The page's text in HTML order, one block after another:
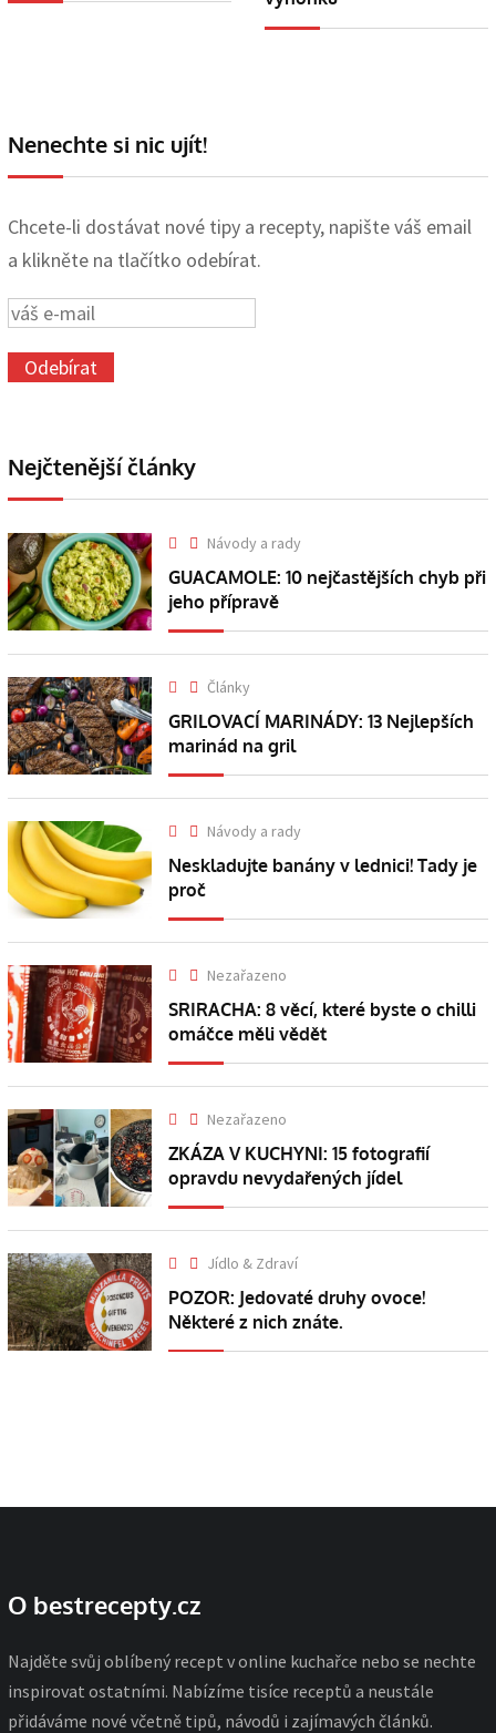
Nenechte si nic ujít!
Chcete-li dostávat nové tipy a recepty, napište váš email
a klikněte na tlačítko odebírat.
Nejčtenější články
Návody a rady
GUACAMOLE: 10 nejčastějších chyb při
jeho přípravě
Články
GRILOVACÍ MARINÁDY: 13 Nejlepších
marinád na gril
Návody a rady
Neskladujte banány v lednici! Tady je
proč
Nezařazeno
SRIRACHA: 8 věcí, které byste o chilli
omáčce měli vědět
Nezařazeno
ZKÁZA V KUCHYNI: 15 fotografií
opravdu nevydařených jídel
Jídlo & Zdraví
POZOR: Jedovaté druhy ovoce!
Některé z nich znáte.
O bestrecepty.cz
Najděte svůj oblíbený recept v online kuchařce nebo se nechte
inspirovat ostatními. Nabízíme tisíce receptů a neustále
přidáváme nové včetně tipů, návodů i zajímavých článků.